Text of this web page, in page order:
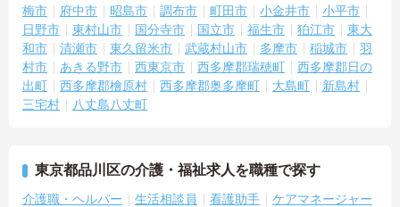
梅市
府中市 昭島市 調布市 町田市 小金井市
小平市
日野市
東村山市 国分寺市 国立市 福生市 狛江市
東大
和市
清瀬市 東久留米市 武蔵村山市 多摩市 稲城市
羽
村市
あきる野市 西東京市 西多摩郡瑞穂町
西多摩郡日の
出町
西多摩郡檜原村 西多摩郡奥多摩町 大島町
新島村
三宅村
八丈島八丈町
東京都品川区の介護・福祉求人を職種で探す
介護職・ヘルパー 生活相談員 看護助手
ケアマネージャー